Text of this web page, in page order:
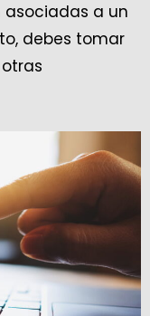
asociadas a un
debes tomar